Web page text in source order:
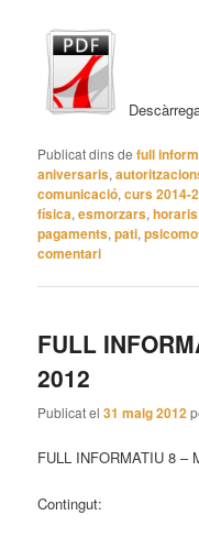
Publicat dins de full
aniversaris,
comunicació,curs 2014-
física,esmorzars,horaris
pagaments,pati,
comentari
FULL
2012
Publicat el31 maig 2012
FULL INFORMATIU 8 –
Contingut: